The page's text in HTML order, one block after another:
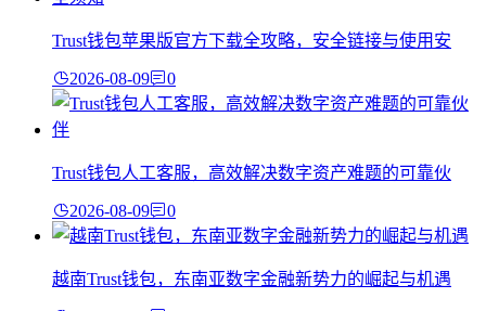
Trust钱包苹果版官方下载全攻略，安全链接与使用安
2026-08-09 0
Trust钱包人工客服，高效解决数字资产难题的可靠伙
2026-08-09 0
越南Trust钱包，东南亚数字金融新势力的崛起与机遇